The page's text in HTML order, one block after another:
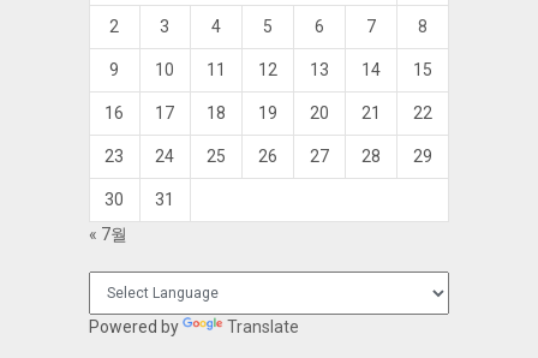
2 3 4 5 6 7 8
9 10 11 12 13 14 15
16 17 18 19 20 21 22
23 24 25 26 27 28 29
30
31
« 7월
Powered by Translate